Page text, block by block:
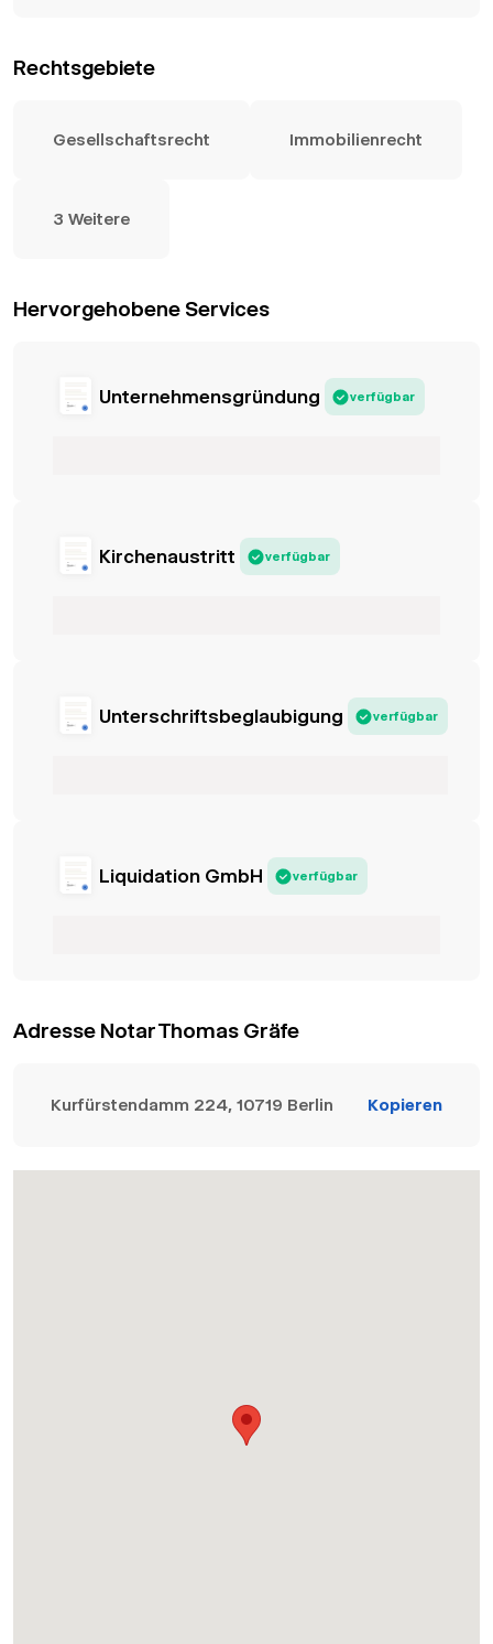
Rechtsgebiete
Gesellschaftsrecht Immobilienrecht
3 Weitere
Hervorgehobene Services
Unternehmensgründung verfügbar
Kirchenaustritt verfügbar
Unterschriftsbeglaubigung verfügbar
Liquidation GmbH verfügbar
Adresse Notar Thomas Gräfe
Kurfürstendamm 224, 10719 Berlin Kopieren